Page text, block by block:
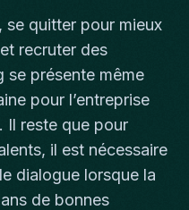
se quitter pour mieux
recruter des
se présente même
pour l’entreprise
Il reste que pour
il est nécessaire
dialogue lorsque la
de bonnes